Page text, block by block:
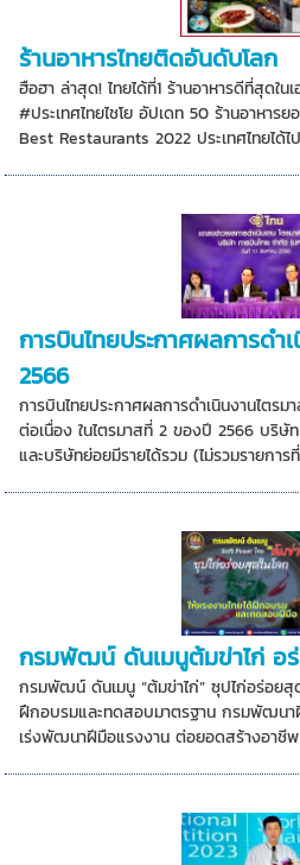
ร้านอาหารไทยติดอันดับโลก
ฮือฮา ล่าสุด! ไทยได้ที่1 ร้านอาหารดีที่สุดใ
#ประเทศไทยไชโย อัปเดท 50 ร้านอาหาร
Best Restaurants 2022 ประเทศไทยได้ไ
การบินไทยประกาศผลการดำ
2566
การบินไทยประกาศผลการดำเนินงานไตร
ต่อเนื่อง ในไตรมาสที่ 2 ของปี 2566 บริษั
และบริษัทย่อยมีรายได้รวม (ไม่รวมรายการ
กรมพัฒน์ ดันเมนูต้มข่าไก่ อ
กรมพัฒน์ ดันเมนู “ต้มข่าไก่” ซุปไก่อร่อยสุ
ฝึกอบรมและทดสอบมาตรฐาน กรมพัฒนา
เร่งพัฒนาฝีมือแรงงาน ต่อยอดสร้างอาชีพ